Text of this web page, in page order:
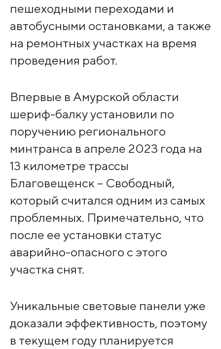
пешеходными переходами и
автобусными остановками, а также
на ремонтных участках на время
проведения работ.
Впервые в Амурской области
шериф-балку установили по
поручению регионального
минтранса в апреле 2023 года на
13 километре трассы
Благовещенск – Свободный,
который считался одним из самых
проблемных. Примечательно, что
после ее установки статус
аварийно-опасного с этого
участка снят.
Уникальные световые панели уже
доказали эффективность, поэтому
в текущем году планируется